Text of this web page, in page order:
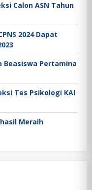
Calon ASN Tahun
2024 Dapat
Beasiswa Pertamina
Tes Psikologi KAI
Meraih